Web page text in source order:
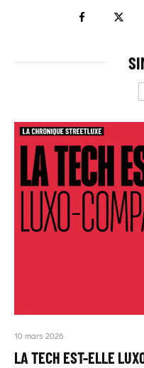
10 mars 2026
LA TECH EST-ELLE